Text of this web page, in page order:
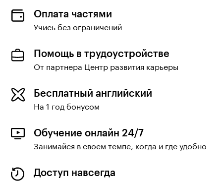
Оплата частями
Учись без ограничений
Помощь в трудоустройстве
От партнера Центр развития карьеры
Бесплатный английский
На 1 год бонусом
Обучение онлайн 24/7
Занимайся в своем темпе, когда и где удобно
Доступ навсегда